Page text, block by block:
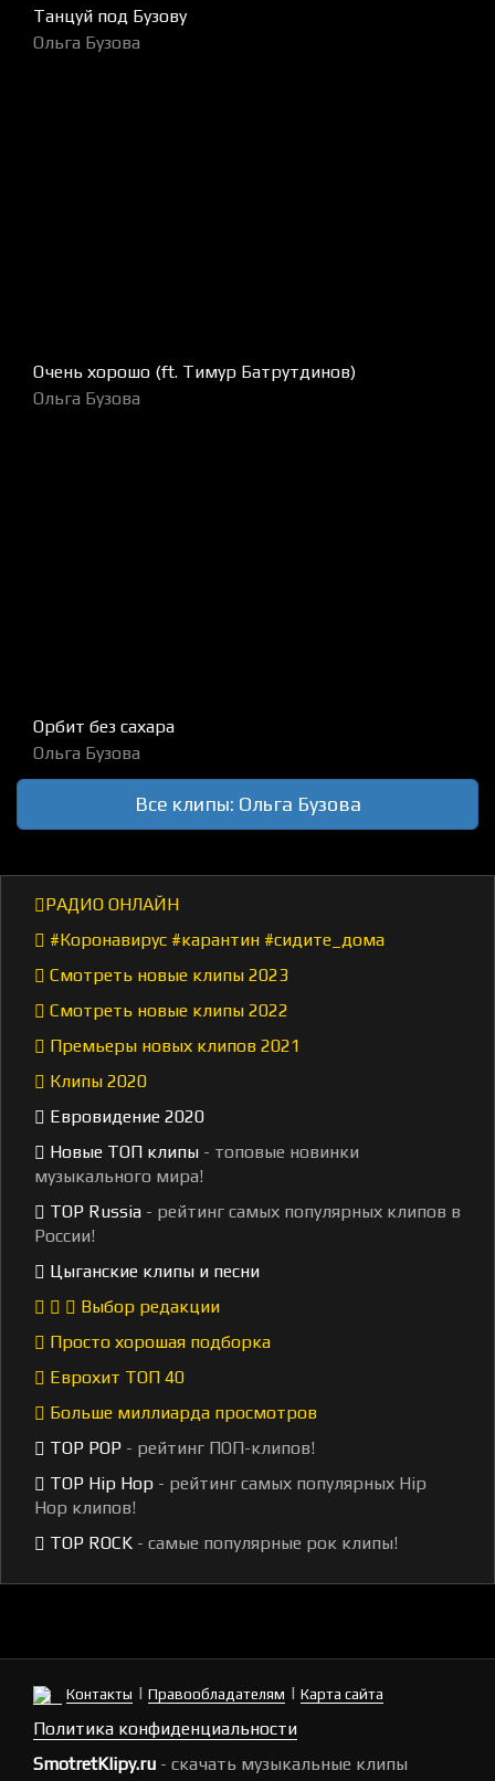
Танцуй под Бузову
Ольга Бузова
Очень хорошо (ft. Тимур Батрутдинов)
Ольга Бузова
Орбит без сахара
Ольга Бузова
Все клипы: Ольга Бузова
РАДИО ОНЛАЙН
#Коронавирус #карантин #сидите_дома
Смотреть новые клипы 2023
Смотреть новые клипы 2022
Премьеры новых клипов 2021
Клипы 2020
Евровидение 2020
Новые ТОП клипы - топовые новинки
музыкального мира!
TOP Russia - рейтинг самых популярных клипов в
России!
Цыганские клипы и песни
Выбор редакции
Просто хорошая подборка
Еврохит ТОП 40
Больше миллиарда просмотров
TOP POP - рейтинг ПОП-клипов!
TOP Hip Hop - рейтинг самых популярных Hip
Hop клипов!
TOP ROCK - самые популярные рок клипы!
Контакты | Правообладателям | Карта сайта
Политика конфиденциальности
SmotretKlipy.ru - скачать музыкальные клипы